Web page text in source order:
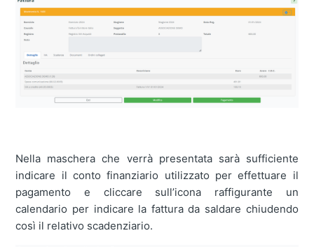
Nella maschera che verrà presentata sarà sufficiente
indicare il conto finanziario utilizzato per effettuare il
pagamento e cliccare sull’icona raffigurante un
calendario per indicare la fattura da saldare chiudendo
così il relativo scadenziario.